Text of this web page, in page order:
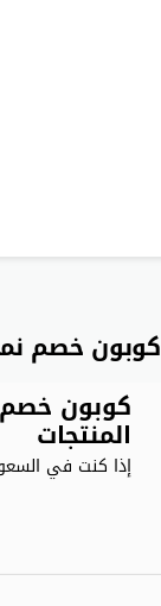
كوبون خصم
المنتجات
إذا كنت في